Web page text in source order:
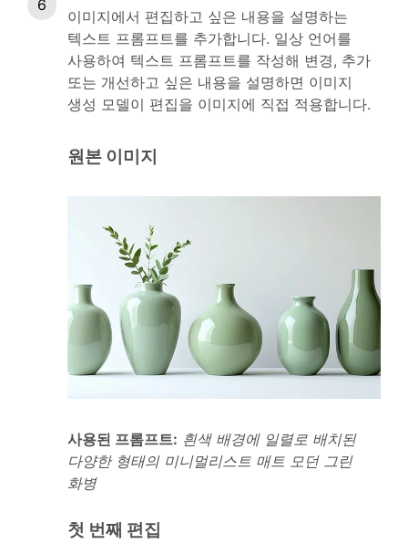
이미지에서 편집하고 싶은 내용을 설명하는
텍스트 프롬프트를 추가합니다. 일상 언어를
사용하여 텍스트 프롬프트를 작성해 변경, 추가
또는 개선하고 싶은 내용을 설명하면 이미지
생성 모델이 편집을 이미지에 직접 적용합니다.
원본 이미지
사용된 프롬프트: 흰색 배경에 일렬로 배치된
다양한 형태의 미니멀리스트 매트 모던 그린
화병
첫 번째 편집